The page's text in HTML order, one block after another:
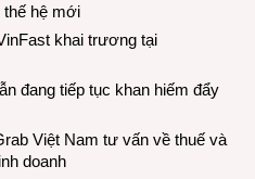
thế hệ mới
khai trương tại
đang tiếp tục khan hiếm đẩy
Việt Nam tư vấn về thuế và
doanh